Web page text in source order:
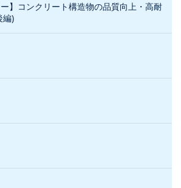
ー】コンクリート構造物の品質向上・高耐
編)